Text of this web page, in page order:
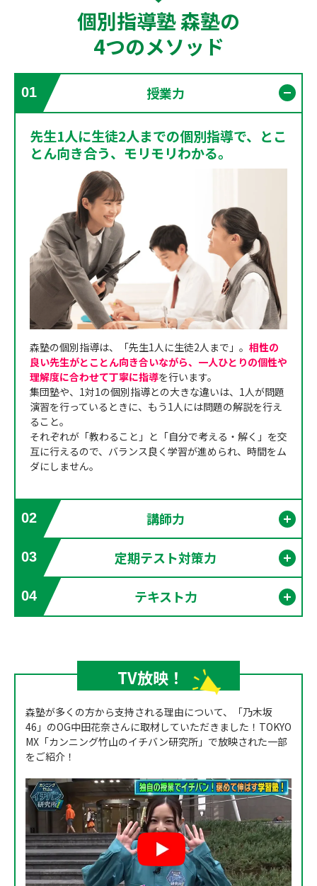
個別指導塾 森塾の
4つのメソッド
01 授業力
先生1人に生徒2人までの個別指導で、とこ
とん向き合う、モリモリわかる。
森塾の個別指導は、「先生1人に生徒2人まで」。 相性の
良い先生がとことん向き合いながら、一人ひとりの個性や
理解度に合わせて丁寧に指導を行います。
集団塾や、1対1の個別指導との大きな違いは、1人が問題
演習を行っているときに、もう1人には問題の解説を行え
ること。
それぞれが「教わること」と「自分で考える・解く」を交
互に行えるので、バランス良く学習が進められ、時間をム
ダにしません。
02 講師力
03 定期テスト対策力
04 テキスト力
TV放映！
森塾が多くの方から支持される理由について、「乃木坂
46」のOG中田花奈さんに取材していただきました！TOKYO
MX「カンニング竹山のイチバン研究所」で放映された一部
をご紹介！